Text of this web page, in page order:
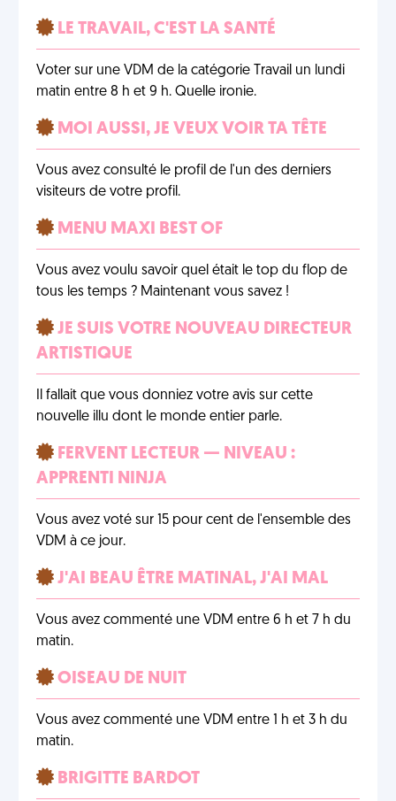
LE TRAVAIL, C'EST LA SANTÉ
Voter sur une VDM de la catégorie Travail un lundi
matin entre 8 h et 9 h. Quelle ironie.
MOI AUSSI, JE VEUX VOIR TA TÊTE
Vous avez consulté le profil de l'un des derniers
visiteurs de votre profil.
MENU MAXI BEST OF
Vous avez voulu savoir quel était le top du flop de
tous les temps ? Maintenant vous savez !
JE SUIS VOTRE NOUVEAU DIRECTEUR
ARTISTIQUE
Il fallait que vous donniez votre avis sur cette
nouvelle illu dont le monde entier parle.
FERVENT LECTEUR — NIVEAU :
APPRENTI NINJA
Vous avez voté sur 15 pour cent de l'ensemble des
VDM à ce jour.
J'AI BEAU ÊTRE MATINAL, J'AI MAL
Vous avez commenté une VDM entre 6 h et 7 h du
matin.
OISEAU DE NUIT
Vous avez commenté une VDM entre 1 h et 3 h du
matin.
BRIGITTE BARDOT